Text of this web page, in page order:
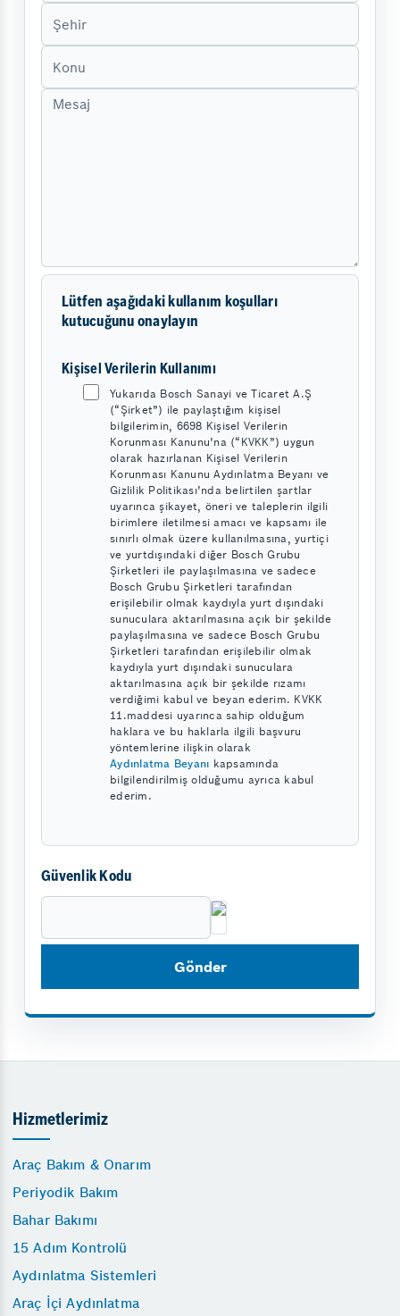
Lütfen aşağıdaki kullanım koşulları
kutucuğunu onaylayın
Kişisel Verilerin Kullanımı
Yukarıda Bosch Sanayi ve Ticaret A.Ş
(“Şirket”) ile paylaştığım kişisel
bilgilerimin, 6698 Kişisel Verilerin
Korunması Kanunu’na (“KVKK”) uygun
olarak hazırlanan Kişisel Verilerin
Korunması Kanunu Aydınlatma Beyanı ve
Gizlilik Politikası’nda belirtilen şartlar
uyarınca şikayet, öneri ve taleplerin ilgili
birimlere iletilmesi amacı ve kapsamı ile
sınırlı olmak üzere kullanılmasına, yurtiçi
ve yurtdışındaki diğer Bosch Grubu
Şirketleri ile paylaşılmasına ve sadece
Bosch Grubu Şirketleri tarafından
erişilebilir olmak kaydıyla yurt dışındaki
sunuculara aktarılmasına açık bir şekilde
paylaşılmasına ve sadece Bosch Grubu
Şirketleri tarafından erişilebilir olmak
kaydıyla yurt dışındaki sunuculara
aktarılmasına açık bir şekilde rızamı
verdiğimi kabul ve beyan ederim. KVKK
11.maddesi uyarınca sahip olduğum
haklara ve bu haklarla ilgili başvuru
yöntemlerine ilişkin olarak
Aydınlatma Beyanı kapsamında
bilgilendirilmiş olduğumu ayrıca kabul
ederim.
Güvenlik Kodu
Hizmetlerimiz
Araç Bakım & Onarım
Periyodik Bakım
Bahar Bakımı
15 Adım Kontrolü
Aydınlatma Sistemleri
Araç İçi Aydınlatma